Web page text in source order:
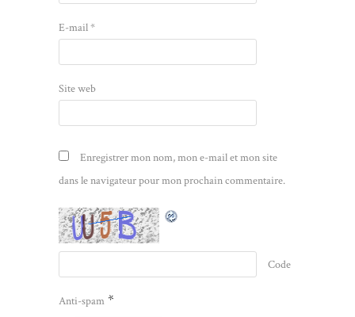
E-mail*
Site web
Enregistrer mon nom, mon e-mail et mon site
dans le navigateur pour mon prochain commentaire.
Code
Anti-spam *